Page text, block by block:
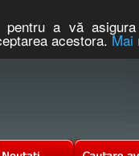
a vă
acestora.Mai